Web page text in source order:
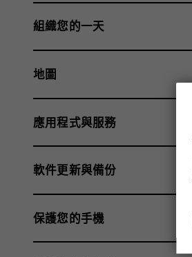
組織您的一天
地圖
應用程式與服務
軟件更新與備份
保護您的手機